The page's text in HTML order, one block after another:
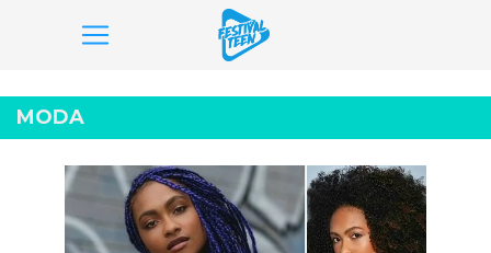
para
o
conteúdo
MODA